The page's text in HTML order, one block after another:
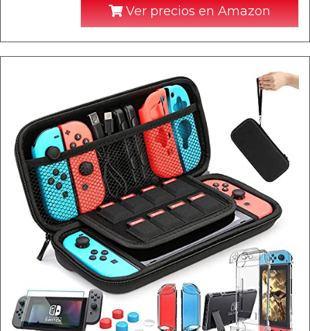
Ver precios en Amazon